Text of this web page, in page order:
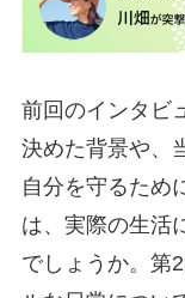
前回のインタビ
決めた背景や、
自分を守るため
は、実際の生活
でしょうか。第